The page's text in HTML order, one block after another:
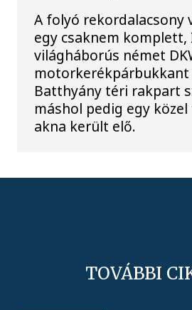
A folyó rekordalacsony
egy csaknem komplett,
világháborús német
motorkerékpárbukkant
Batthyány téri rakpart
máshol pedig egy
akna került elő.
TOVÁBBI